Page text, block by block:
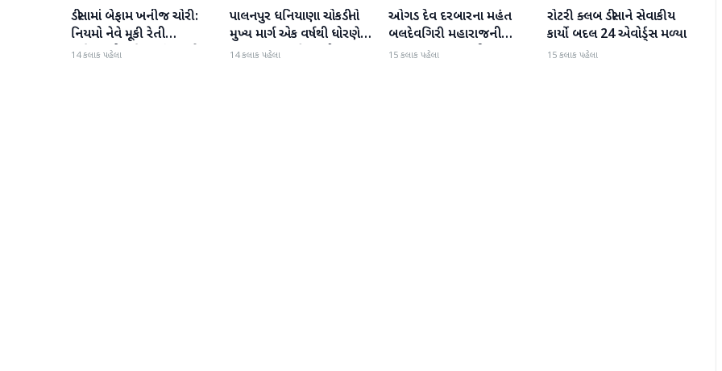
બનાસકાંઠા
ડીસામાં બેફામ ખનીજ ચોરી:
નિયમો નેવે મૂકી રેતી
માફિયાઓ સક્રિય, તંત્ર સામે
14 કલાક પહેલા
બનાસકાંઠા
પાલનપુર ધનિયાણા ચોકડીનો
મુખ્ય માર્ગ એક વર્ષથી ધોરણે:
ગટરલાઇન પછી રસ્તો ન
14 કલાક પહેલા
બનાસકાંઠા
ઓગડ દેવ દરબારના મહંત
બલદેવગિરી મહારાજની
અટકાયત બાદ જામીન પર
15 કલાક પહેલા
બનાસકાંઠા
રોટરી ક્લબ ડીસાને સેવાકીય
કાર્યો બદલ 24 એવોર્ડ્સ મળ્યા
15 કલાક પહેલા